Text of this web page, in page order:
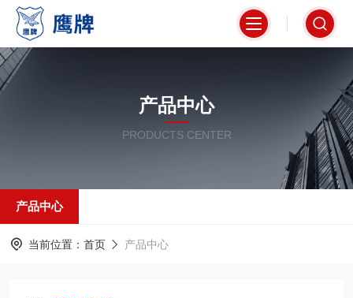
产品中心
PRODUCTS CENTER
产品中心
当前位置： 首页 产品中心